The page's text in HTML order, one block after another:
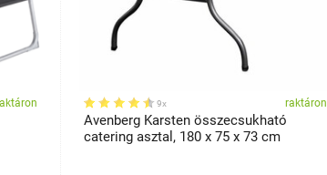
9x raktáron
Avenberg Karsten összecsukható
catering asztal, 180 x 75 x 73 cm